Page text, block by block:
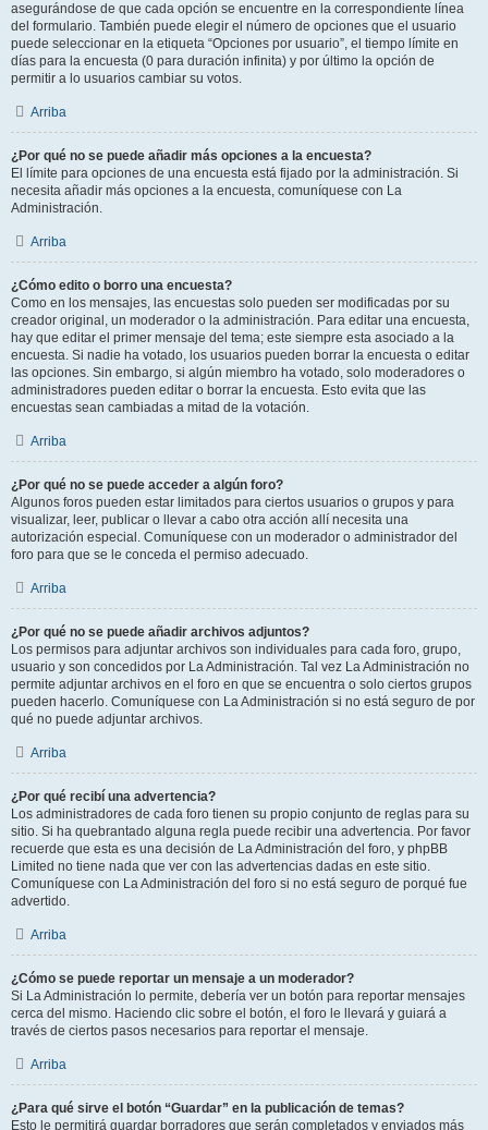
asegurándose de que cada opción se encuentre en la correspondiente línea
del formulario. También puede elegir el número de opciones que el usuario
puede seleccionar en la etiqueta “Opciones por usuario”, el tiempo límite en
días para la encuesta (0 para duración infinita) y por último la opción de
permitir a lo usuarios cambiar su votos.
Arriba
¿Por qué no se puede añadir más opciones a la encuesta?
El límite para opciones de una encuesta está fijado por la administración. Si
necesita añadir más opciones a la encuesta, comuníquese con La
Administración.
Arriba
¿Cómo edito o borro una encuesta?
Como en los mensajes, las encuestas solo pueden ser modificadas por su
creador original, un moderador o la administración. Para editar una encuesta,
hay que editar el primer mensaje del tema; este siempre esta asociado a la
encuesta. Si nadie ha votado, los usuarios pueden borrar la encuesta o editar
las opciones. Sin embargo, si algún miembro ha votado, solo moderadores o
administradores pueden editar o borrar la encuesta. Esto evita que las
encuestas sean cambiadas a mitad de la votación.
Arriba
¿Por qué no se puede acceder a algún foro?
Algunos foros pueden estar limitados para ciertos usuarios o grupos y para
visualizar, leer, publicar o llevar a cabo otra acción allí necesita una
autorización especial. Comuníquese con un moderador o administrador del
foro para que se le conceda el permiso adecuado.
Arriba
¿Por qué no se puede añadir archivos adjuntos?
Los permisos para adjuntar archivos son individuales para cada foro, grupo,
usuario y son concedidos por La Administración. Tal vez La Administración no
permite adjuntar archivos en el foro en que se encuentra o solo ciertos grupos
pueden hacerlo. Comuníquese con La Administración si no está seguro de por
qué no puede adjuntar archivos.
Arriba
¿Por qué recibí una advertencia?
Los administradores de cada foro tienen su propio conjunto de reglas para su
sitio. Si ha quebrantado alguna regla puede recibir una advertencia. Por favor
recuerde que esta es una decisión de La Administración del foro, y phpBB
Limited no tiene nada que ver con las advertencias dadas en este sitio.
Comuníquese con La Administración del foro si no está seguro de porqué fue
advertido.
Arriba
¿Cómo se puede reportar un mensaje a un moderador?
Si La Administración lo permite, debería ver un botón para reportar mensajes
cerca del mismo. Haciendo clic sobre el botón, el foro le llevará y guiará a
través de ciertos pasos necesarios para reportar el mensaje.
Arriba
¿Para qué sirve el botón “Guardar” en la publicación de temas?
Esto le permitirá guardar borradores que serán completados y enviados más